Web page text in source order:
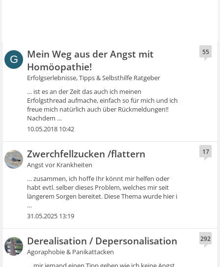
G
Mein Weg aus der Angst mit
Homöopathie!
Erfolgserlebnisse, Tipps & Selbsthilfe Ratgeber
… ist es an der Zeit das auch ich meinen
Erfolgsthread aufmache, einfach so für mich und ich
freue mich natürlich auch über Rückmeldungen!!
Nachdem …
55
10.05.2018 10:42
Zwerchfellzucken /flattern
Angst vor Krankheiten
… zusammen, ich hoffe Ihr könnt mir helfen oder
habt evtl. selber dieses Problem, welches mir seit
längerem Sorgen bereitet. Diese Thema wurde hier i
…
17
31.05.2025 13:19
Derealisation / Depersonalisation
Agoraphobie & Panikattacken
292